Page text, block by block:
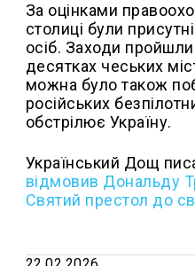
За оцінками
столиці були
осіб. Заходи
десятках чеських
можна було також
російських
обстрілює Україну.
Український Дощ
відмовив Дональду
Святий престол до